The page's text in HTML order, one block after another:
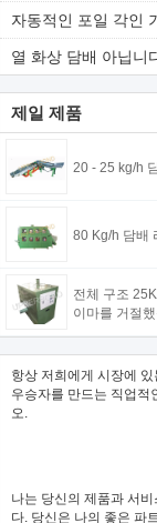
자동적인 포일 각인
열 화상 담배 아닙니
제일 제품
20 - 25 kg/h
80 Kg/h 담배
전체 구조
이마를 거절
항상 저희에게 시장에
우승자를 만드는 직업적
오.
나는 당신의 제품과 서비
다. 당신은 나의 좋은 파